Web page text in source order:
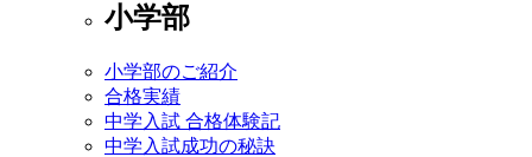
小学部
小学部のご紹介
合格実績
中学入試 合格体験記
中学入試成功の秘訣